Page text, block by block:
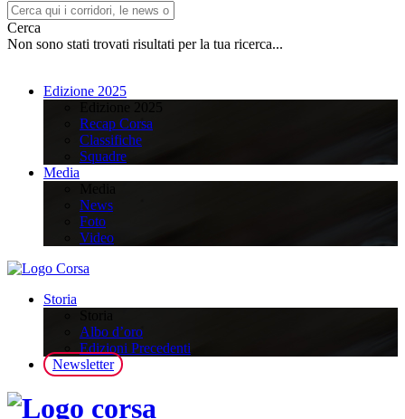
Cerca
Non sono stati trovati risultati per la tua ricerca...
Edizione 2025
Recap Corsa
Classifiche
Squadre
Media
News
Foto
Video
Storia
Albo d’oro
Edizioni Precedenti
Newsletter